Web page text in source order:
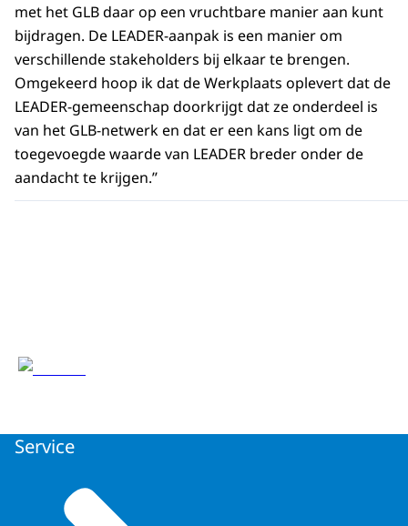
met het GLB daar op een vruchtbare manier aan kunt
bijdragen. De LEADER-aanpak is een manier om
verschillende stakeholders bij elkaar te brengen.
Omgekeerd hoop ik dat de Werkplaats oplevert dat de
LEADER-gemeenschap doorkrijgt dat ze onderdeel is
van het GLB-netwerk en dat er een kans ligt om de
toegevoegde waarde van LEADER breder onder de
aandacht te krijgen.’’
Service